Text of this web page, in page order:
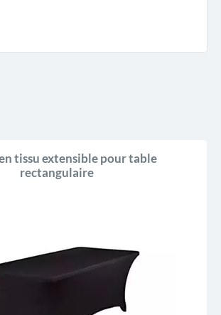
tissu extensible pour table
rectangulaire